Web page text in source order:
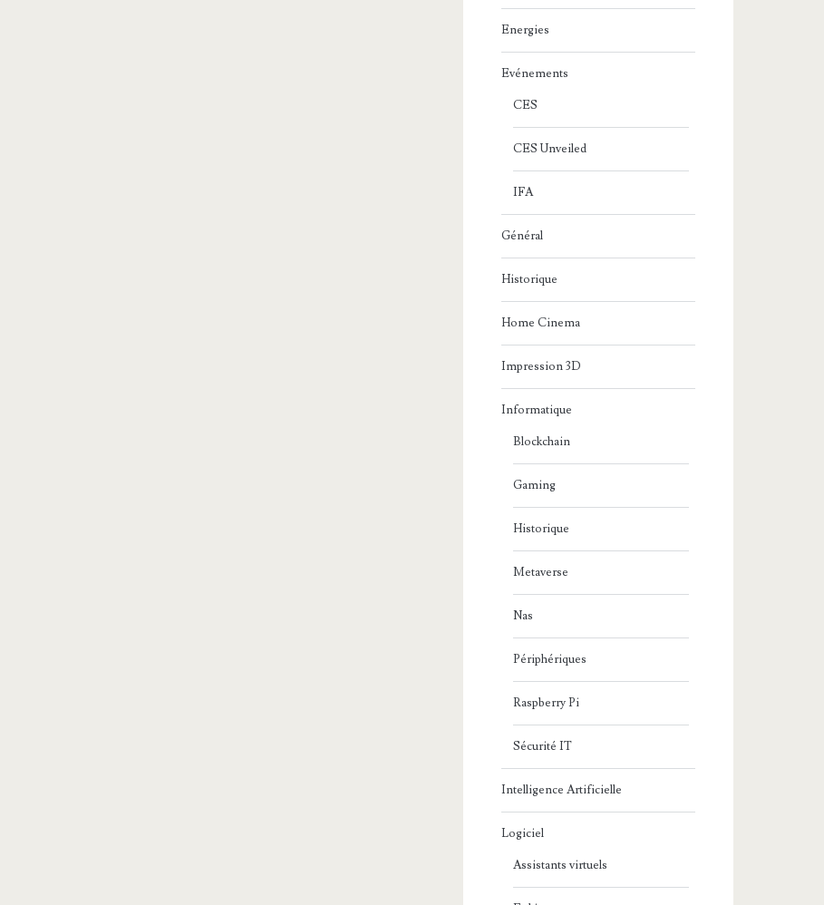
Energies
Evénements
CES
CES Unveiled
IFA
Général
Historique
Home Cinema
Impression 3D
Informatique
Blockchain
Gaming
Historique
Metaverse
Nas
Périphériques
Raspberry Pi
Sécurité IT
Intelligence Artificielle
Logiciel
Assistants virtuels